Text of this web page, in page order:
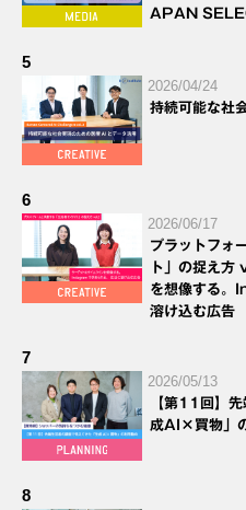
APAN
5
2026/04/24
持続可能な社
6
2026/06/17
プラットフォ
ト」の捉え
を想像する。
溶け込む広告
7
2026/05/13
【第11回】
成AI×買物」
8